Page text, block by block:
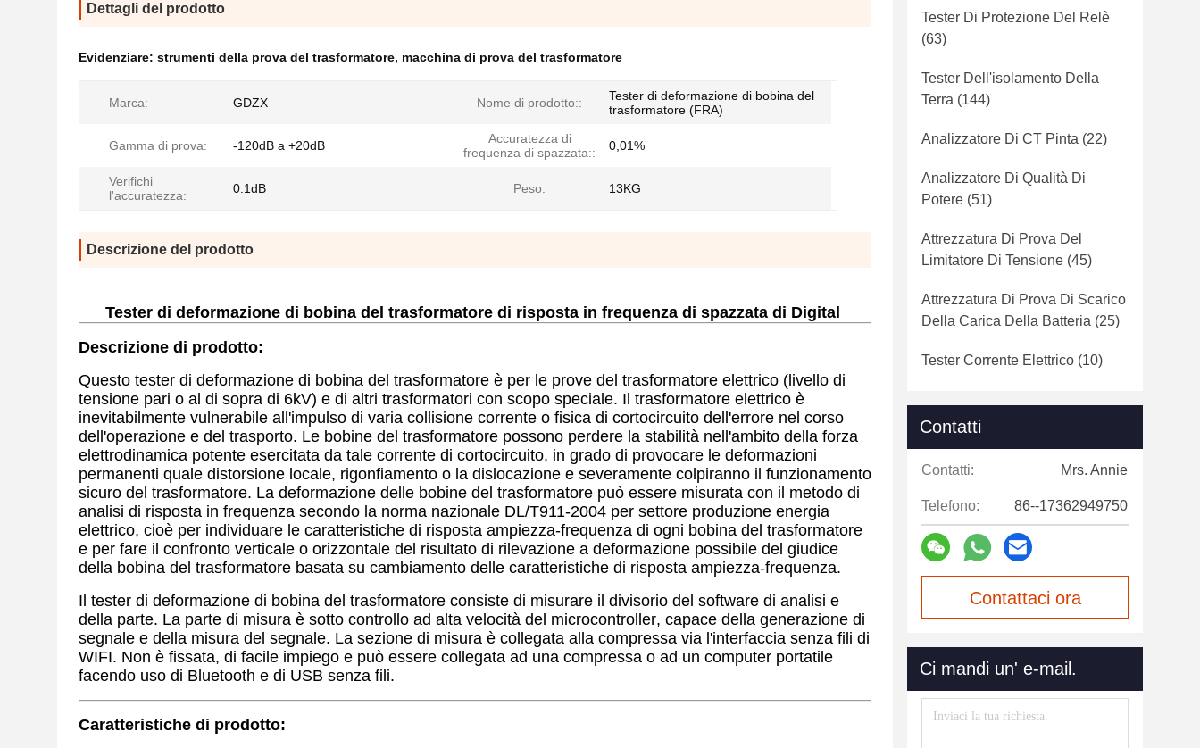
Dettagli del prodotto
Evidenziare: strumenti della prova del trasformatore, macchina di prova del trasformatore
Marca: GDZX Nome di prodotto::
Tester di deformazione di bobina del
trasformatore (FRA)
Gamma di prova: -120dB a +20dB
Accuratezza di
frequenza di spazzata::
0,01%
Verifichi
l'accuratezza:
0.1dB Peso: 13KG
Descrizione del prodotto
Tester di deformazione di bobina del trasformatore di risposta in frequenza di spazzata di Digital
Descrizione di prodotto:
Questo tester di deformazione di bobina del trasformatore è per le prove del trasformatore elettrico (livello di
tensione pari o al di sopra di 6kV) e di altri trasformatori con scopo speciale. Il trasformatore elettrico è
inevitabilmente vulnerabile all'impulso di varia collisione corrente o fisica di cortocircuito dell'errore nel corso
dell'operazione e del trasporto. Le bobine del trasformatore possono perdere la stabilità nell'ambito della forza
elettrodinamica potente esercitata da tale corrente di cortocircuito, in grado di provocare le deformazioni
permanenti quale distorsione locale, rigonfiamento o la dislocazione e severamente colpiranno il funzionamento
sicuro del trasformatore. La deformazione delle bobine del trasformatore può essere misurata con il metodo di
analisi di risposta in frequenza secondo la norma nazionale DL/T911-2004 per settore produzione energia
elettrico, cioè per individuare le caratteristiche di risposta ampiezza-frequenza di ogni bobina del trasformatore
e per fare il confronto verticale o orizzontale del risultato di rilevazione a deformazione possibile del giudice
della bobina del trasformatore basata su cambiamento delle caratteristiche di risposta ampiezza-frequenza.
Il tester di deformazione di bobina del trasformatore consiste di misurare il divisorio del software di analisi e
della parte. La parte di misura è sotto controllo ad alta velocità del microcontroller, capace della generazione di
segnale e della misura del segnale. La sezione di misura è collegata alla compressa via l'interfaccia senza fili di
WIFI. Non è fissata, di facile impiego e può essere collegata ad una compressa o ad un computer portatile
facendo uso di Bluetooth e di USB senza fili.
Caratteristiche di prodotto:
Tester Di Protezione Del Relè
(63)
Tester Dell'isolamento Della
Terra (144)
Analizzatore Di CT Pinta (22)
Analizzatore Di Qualità Di
Potere (51)
Attrezzatura Di Prova Del
Limitatore Di Tensione (45)
Attrezzatura Di Prova Di Scarico
Della Carica Della Batteria (25)
Tester Corrente Elettrico (10)
Contatti
Contatti: Mrs. Annie
Telefono: 86--17362949750
Contattaci ora
Ci mandi un' e-mail.